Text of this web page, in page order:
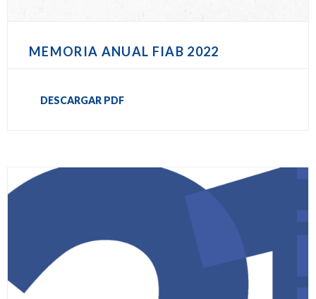
MEMORIA ANUAL FIAB 2022
DESCARGAR PDF